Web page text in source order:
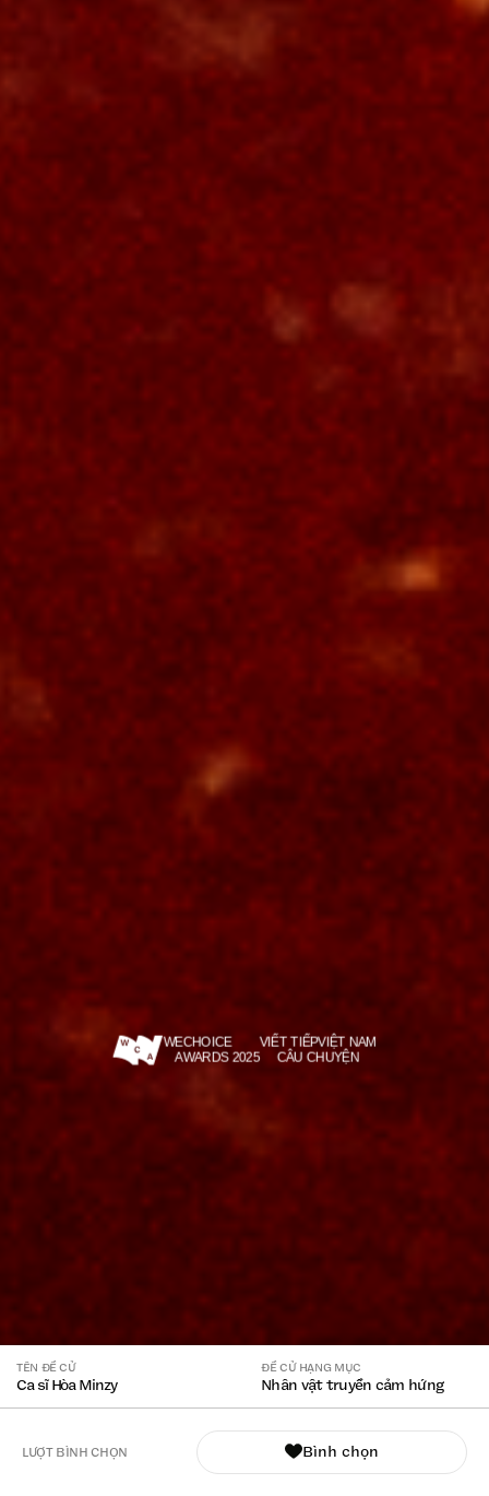
WECHOICE
AWARDS 2025
VIẾT TIẾPVIỆT NAM
CÂU CHUYỆN
TÊN ĐỀ CỬ
Ca sĩ Hòa Minzy
ĐỀ CỬ HẠNG MỤC
Nhân vật truyền cảm hứng
LƯỢT BÌNH CHỌN Bình chọn